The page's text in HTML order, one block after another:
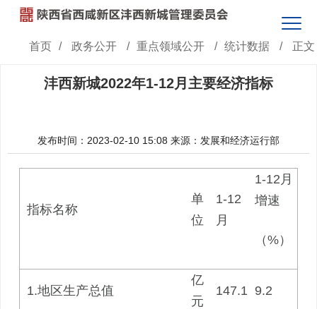
首页 / 政务公开 / 重点领域公开 / 统计数据 / 正文
沣西新城2022年1-12月主要经济指标
发布时间：2023-02-10 15:08 来源：发展和经济运行部
指标名称
单
位
1-12
月
1-12月
增速
（%）
1.地区生产总值
亿
元
147.1 9.2